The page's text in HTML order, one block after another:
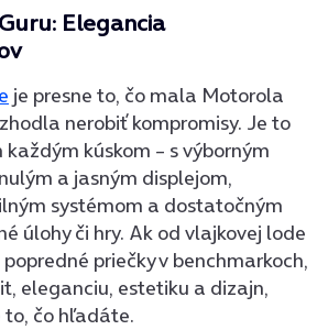
Elegancia
je presne to, čo mala Motorola
nerobiť kompromisy. Je to
kúskom – s výborným
a jasným displejom,
systémom a dostatočným
úlohy či hry. Ak od vlajkovej lode
priečky v benchmarkoch,
eleganciu, estetiku a dizajn,
to, čo hľadáte.